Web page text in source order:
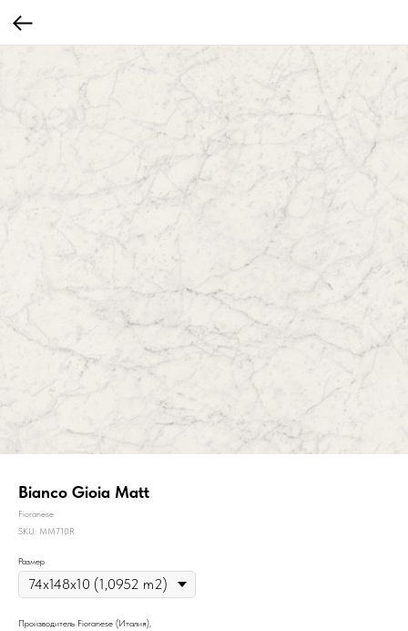
Bianco Gioia Matt
Fioranese
SKU: MM710R
Размер
Производитель Fioranese (Италия),